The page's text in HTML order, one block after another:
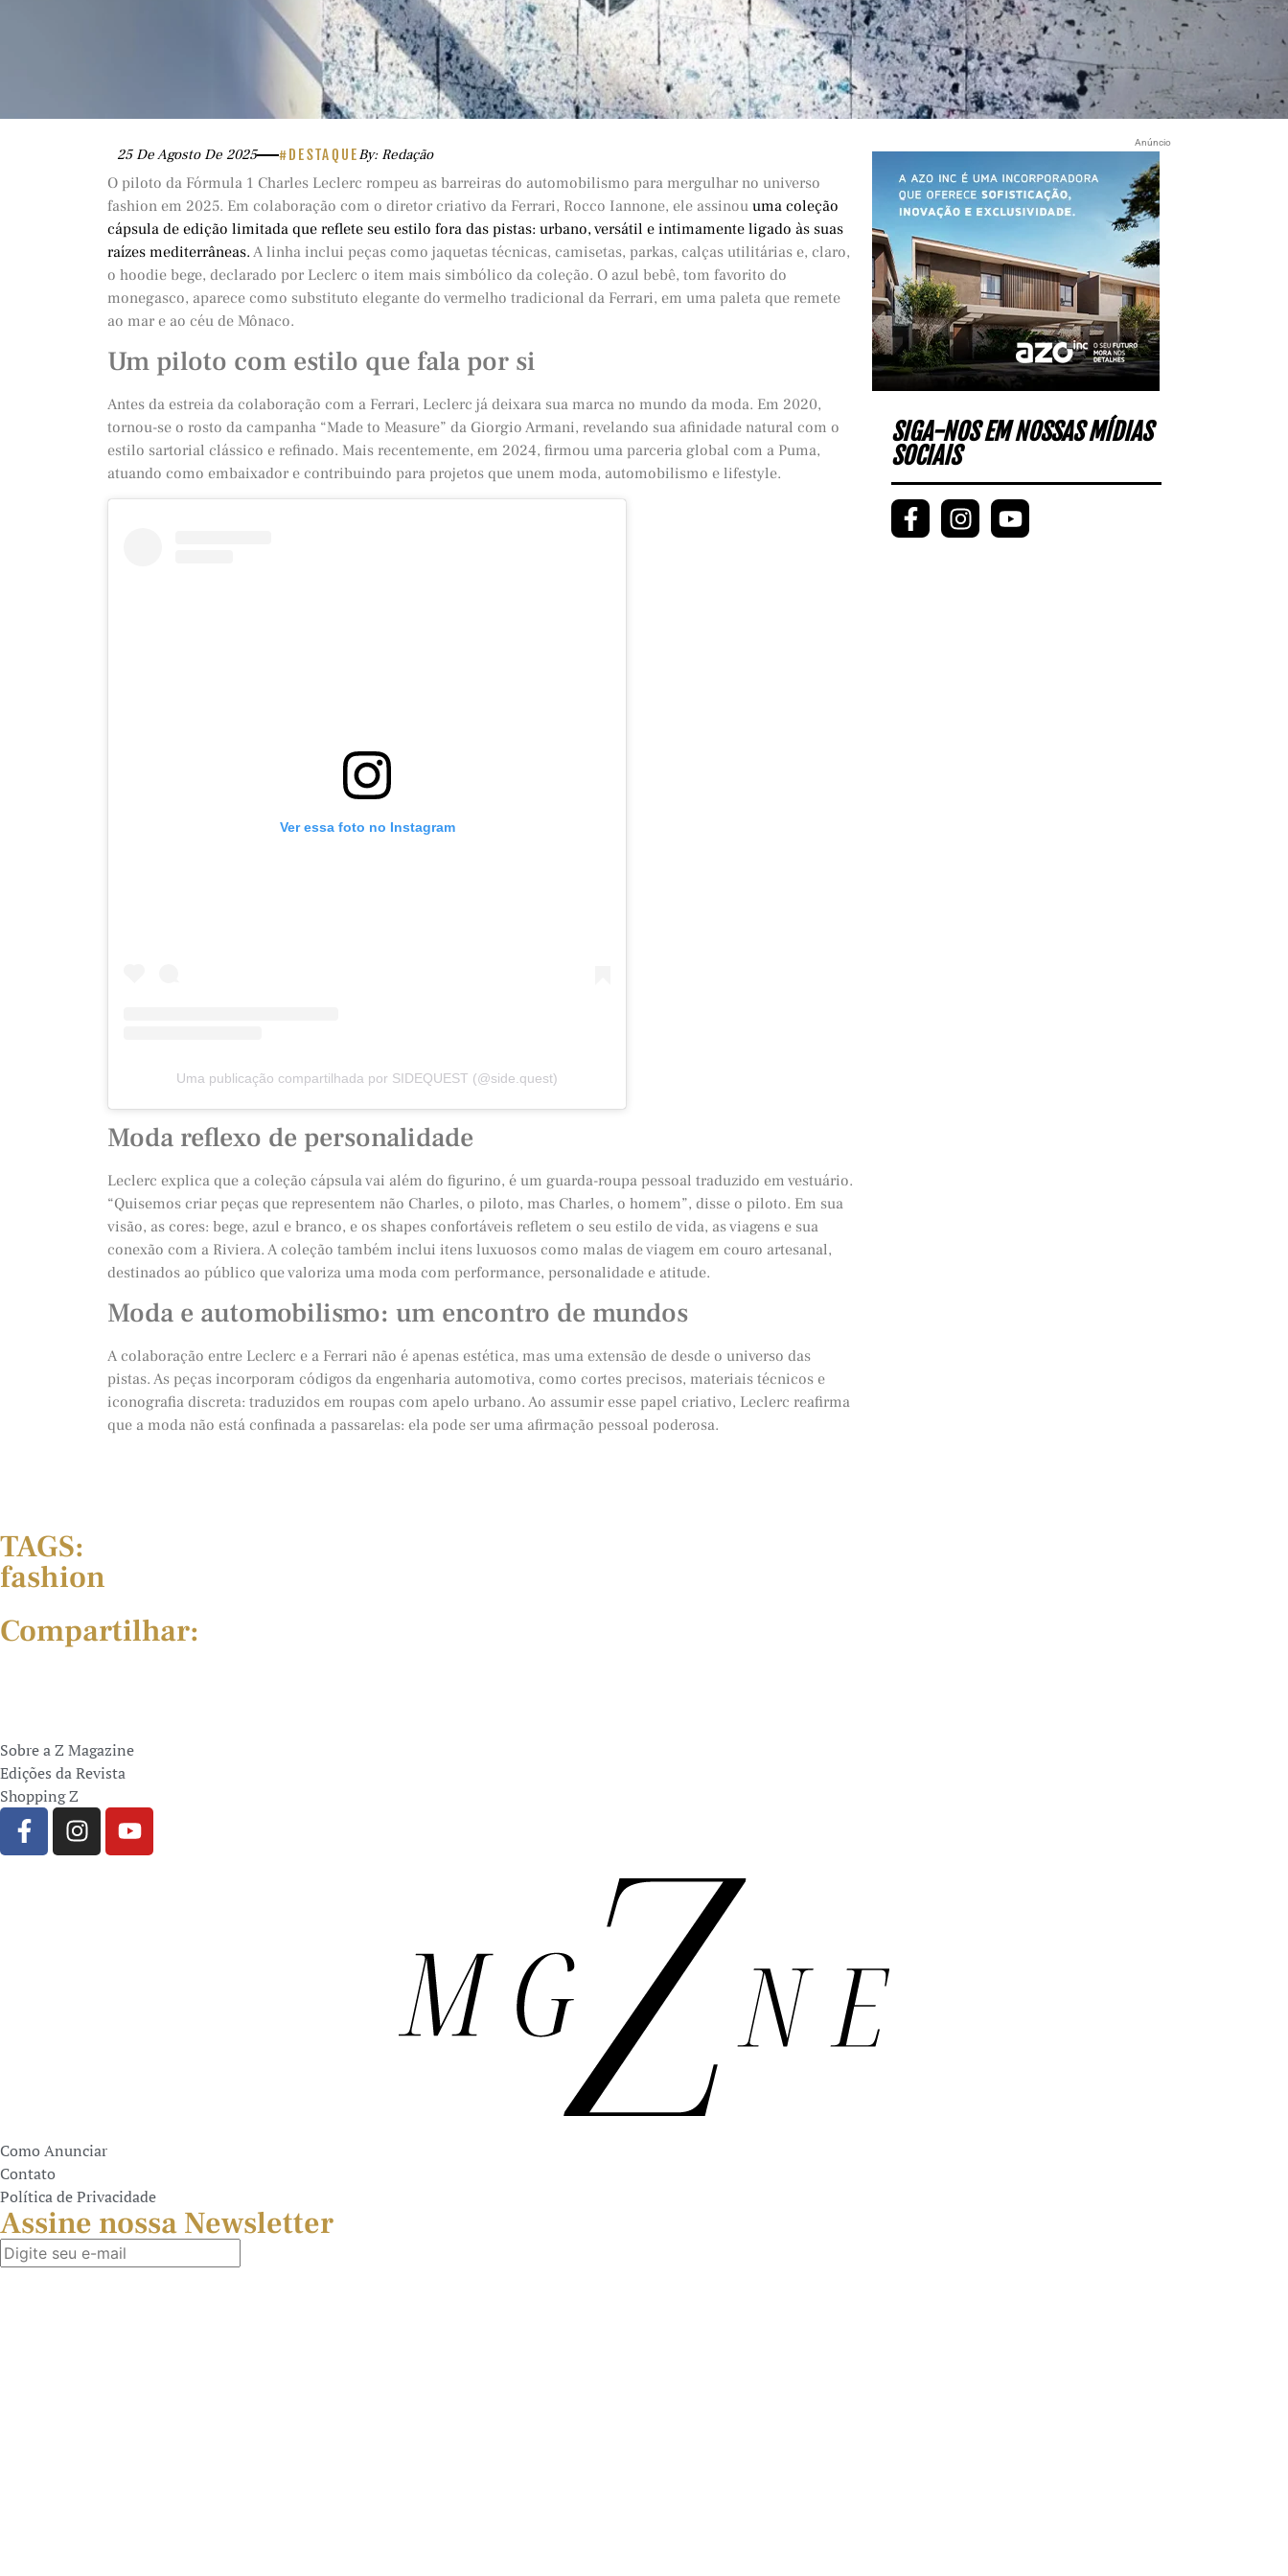
25 De Agosto De 2025 #DESTAQUEBy: Redação
O piloto da Fórmula 1 Charles Leclerc rompeu as barreiras do automobilismo para mergulhar no universo
fashion em 2025. Em colaboração com o diretor criativo da Ferrari, Rocco Iannone, ele assinou uma coleção
cápsula de edição limitada que reflete seu estilo fora das pistas: urbano, versátil e intimamente ligado às suas
raízes mediterrâneas. A linha inclui peças como jaquetas técnicas, camisetas, parkas, calças utilitárias e, claro,
o hoodie bege, declarado por Leclerc o item mais simbólico da coleção. O azul bebê, tom favorito do
monegasco, aparece como substituto elegante do vermelho tradicional da Ferrari, em uma paleta que remete
ao mar e ao céu de Mônaco.
Um piloto com estilo que fala por si
Antes da estreia da colaboração com a Ferrari, Leclerc já deixara sua marca no mundo da moda. Em 2020,
tornou-se o rosto da campanha “Made to Measure” da Giorgio Armani, revelando sua afinidade natural com o
estilo sartorial clássico e refinado. Mais recentemente, em 2024, firmou uma parceria global com a Puma,
atuando como embaixador e contribuindo para projetos que unem moda, automobilismo e lifestyle.
Ver essa foto no Instagram
Uma publicação compartilhada por SIDEQUEST (@side.quest)
Moda reflexo de personalidade
Leclerc explica que a coleção cápsula vai além do figurino, é um guarda-roupa pessoal traduzido em vestuário.
“Quisemos criar peças que representem não Charles, o piloto, mas Charles, o homem”, disse o piloto. Em sua
visão, as cores: bege, azul e branco, e os shapes confortáveis refletem o seu estilo de vida, as viagens e sua
conexão com a Riviera. A coleção também inclui itens luxuosos como malas de viagem em couro artesanal,
destinados ao público que valoriza uma moda com performance, personalidade e atitude.
Moda e automobilismo: um encontro de mundos
A colaboração entre Leclerc e a Ferrari não é apenas estética, mas uma extensão de desde o universo das
pistas. As peças incorporam códigos da engenharia automotiva, como cortes precisos, materiais técnicos e
iconografia discreta: traduzidos em roupas com apelo urbano. Ao assumir esse papel criativo, Leclerc reafirma
que a moda não está confinada a passarelas: ela pode ser uma afirmação pessoal poderosa.
Anúncio
SIGA-NOS EM NOSSAS MÍDIAS
SOCIAIS
TAGS:
fashion
Compartilhar:
Sobre a Z Magazine
Edições da Revista
Shopping Z
Como Anunciar
Contato
Política de Privacidade
Assine nossa Newsletter